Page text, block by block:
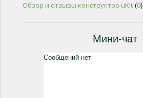
Обзор и отзывы конструктор uKit (0)
Мини-чат